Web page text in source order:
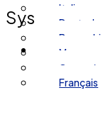
Italiano
Deutsch
Bosanski
Magyar
Српски
Français
Systems:
6 presses
300 tonnes,